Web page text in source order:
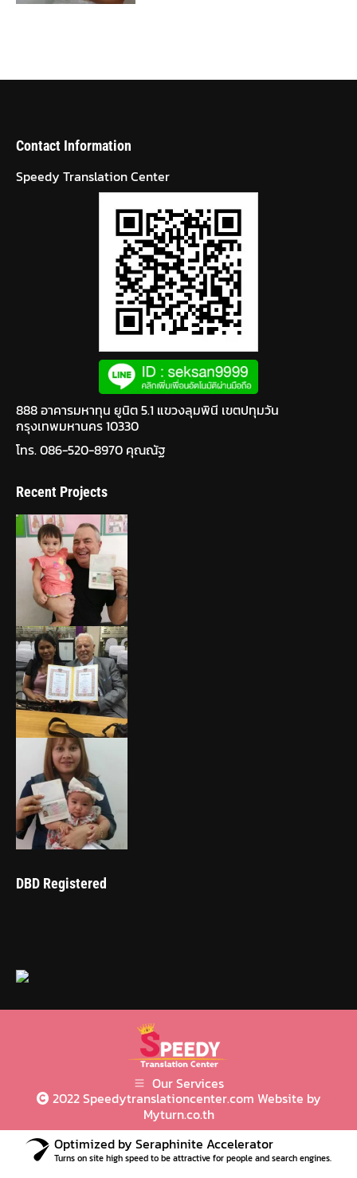
Contact Information
Speedy Translation Center
888 อาคารมหาทุน ยูนิต 5.1 แขวงลุมพินี เขตปทุมวัน
กรุงเทพมหานคร 10330
โทร. 086-520-8970 คุณณัฐ
Recent Projects
DBD Registered
Our Services
2022 Speedytranslationcenter.com Website by
Myturn.co.th
Optimized by Seraphinite Accelerator
Turns on site high speed to be attractive for people and search engines.